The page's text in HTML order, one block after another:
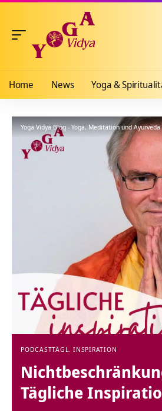
Home News Yoga &
Yoga Vidya Blog - Yoga, Meditation und Ayurveda
PODCASTTÄGL. INSPIRATION
Tägliche